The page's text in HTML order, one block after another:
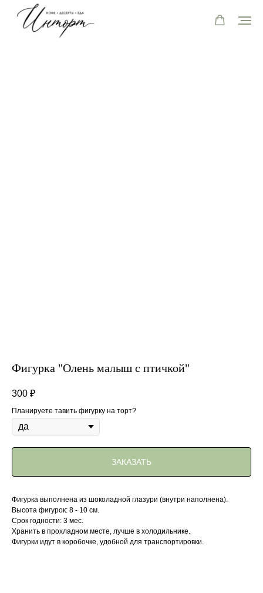
Фигурка "Олень малыш с птичкой"
300 ₽
Планируете тавить фигурку на торт?
ЗАКАЗАТЬ
Фигурка выполнена из шоколадной глазури (внутри наполнена).
Высота фигурок: 8 - 10 см.
Срок годности: 3 мес.
Хранить в прохладном месте, лучше в холодильнике.
Фигурки идут в коробочке, удобной для транспортировки.